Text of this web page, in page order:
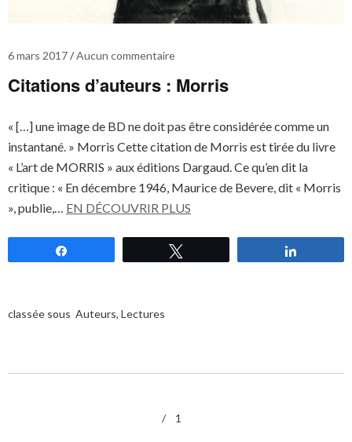
6 mars 2017 Aucun commentaire
Citations d’auteurs : Morris
« […] une image de BD ne doit pas être considérée comme un
instantané. » Morris Cette citation de Morris est tirée du livre
« L’art de MORRIS » aux éditions Dargaud. Ce qu’en dit la
critique : « En décembre 1946, Maurice de Bevere, dit « Morris
», publie,… EN DÉCOUVRIR PLUS
classée sous Auteurs, Lectures
1